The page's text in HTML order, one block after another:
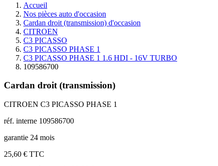
Accueil
Nos pièces auto d'occasion
Cardan droit (transmission) d'occasion
CITROEN
C3 PICASSO
C3 PICASSO PHASE 1
C3 PICASSO PHASE 1 1.6 HDI - 16V TURBO
109586700
Cardan droit (transmission)
CITROEN C3 PICASSO PHASE 1
réf. interne 109586700
garantie 24 mois
25,60 € TTC